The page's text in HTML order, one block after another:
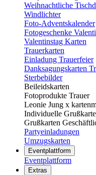
Weihnachtliche
Windlichter
Foto-Adventskalender
Fotogeschenke
Valentinstag Karten
Trauerkarten
Einladung Trauerfeier
Danksagungskarten
Sterbebilder
Beileidskarten
Fotoprodukte Trauer
Leonie Jung x
Individuelle
Grußkarten
Partyeinladungen
Umzugskarten
Eventplattform
Eventplattform
Extras